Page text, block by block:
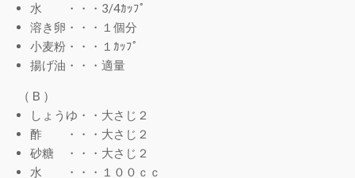
水 ・・・3/4ｶｯﾌﾟ
溶き卵・・・１個分
小麦粉・・・１ｶｯﾌﾟ
揚げ油・・・適量
（Ｂ）
しょうゆ・・大さじ２
酢 ・・・大さじ２
砂糖 ・・・大さじ２
水 ・・・１００ｃｃ